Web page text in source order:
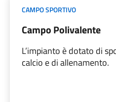
CAMPO SPORTIVO
Campo Polivalente
L’impianto è dotato di
calcio e di allenamento.